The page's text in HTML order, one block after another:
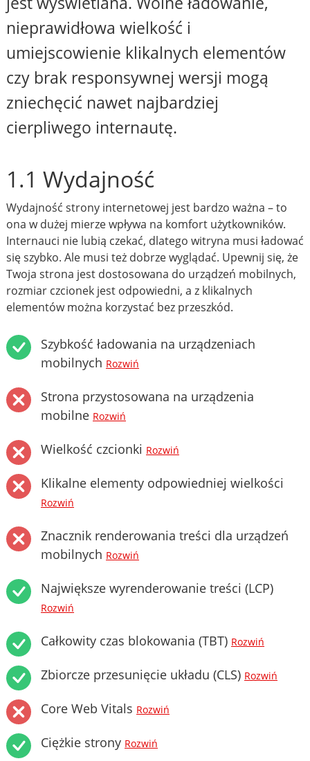
nieprawidłowa wielkość i
umiejscowienie klikalnych elementów
czy brak responsywnej wersji mogą
zniechęcić nawet najbardziej
cierpliwego internautę.
1.1 Wydajność
Wydajność strony internetowej jest bardzo ważna – to
ona w dużej mierze wpływa na komfort użytkowników.
Internauci nie lubią czekać, dlatego witryna musi ładować
się szybko. Ale musi też dobrze wyglądać. Upewnij się, że
Twoja strona jest dostosowana do urządzeń mobilnych,
rozmiar czcionek jest odpowiedni, a z klikalnych
elementów można korzystać bez przeszkód.
Szybkość ładowania na urządzeniach
mobilnych Rozwiń
Strona przystosowana na urządzenia
mobilne Rozwiń
Wielkość czcionki Rozwiń
Klikalne elementy odpowiedniej wielkości
Rozwiń
Znacznik renderowania treści dla urządzeń
mobilnych Rozwiń
Największe wyrenderowanie treści (LCP)
Rozwiń
Całkowity czas blokowania (TBT) Rozwiń
Zbiorcze przesunięcie układu (CLS) Rozwiń
Core Web Vitals Rozwiń
Ciężkie strony Rozwiń